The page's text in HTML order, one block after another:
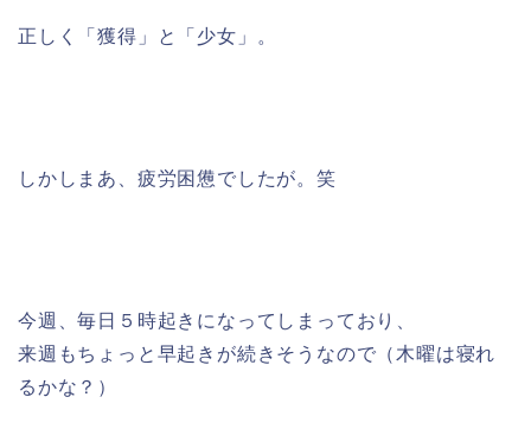
正しく「獲得」と「少女」。
しかしまあ、疲労困憊でしたが。笑
今週、毎日５時起きになってしまっており、
来週もちょっと早起きが続きそうなので（木曜は寝れ
るかな？）